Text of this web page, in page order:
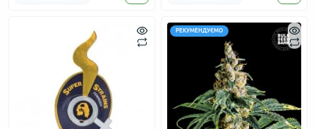
РЕКУМЕНДУЄМО